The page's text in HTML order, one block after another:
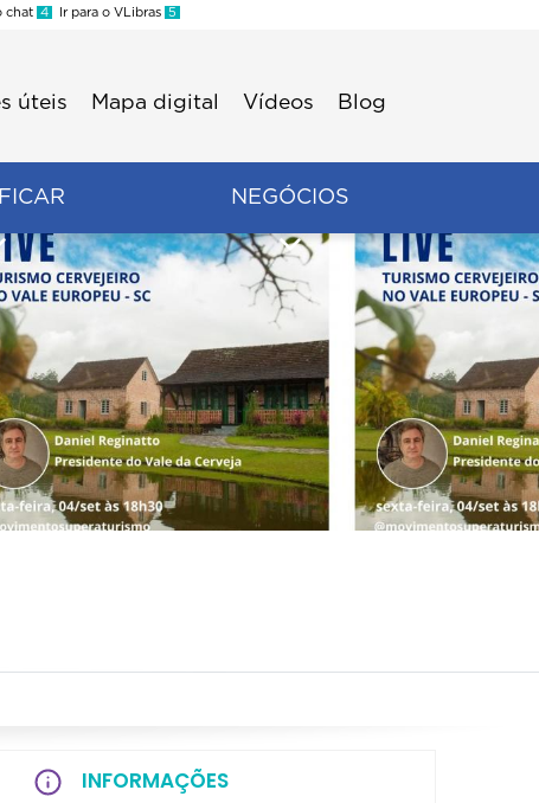
chat 4 Ir para o VLibras 5
úteis Mapa digital Vídeos Blog
NEGÓCIOS
INFORMAÇÕES